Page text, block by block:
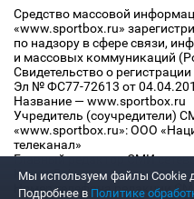
Средство массовой
«www.sportbox.ru»
по надзору в сфере связи,
и массовых коммуникаций
Свидетельство о
Эл № ФС77-72613 от
Название — www.sportbox.ru
Учредитель (соучредители)
«www.sportbox.ru»: ООО
телеканал»
Главный редактор СМИ
Конов В.А.
Номер телефона редакции
Мы используем файлы Сookie
Подробнее в Политике